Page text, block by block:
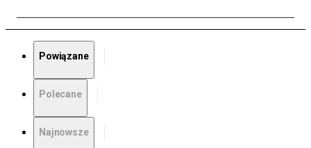
Powiązane
Polecane
Najnowsze